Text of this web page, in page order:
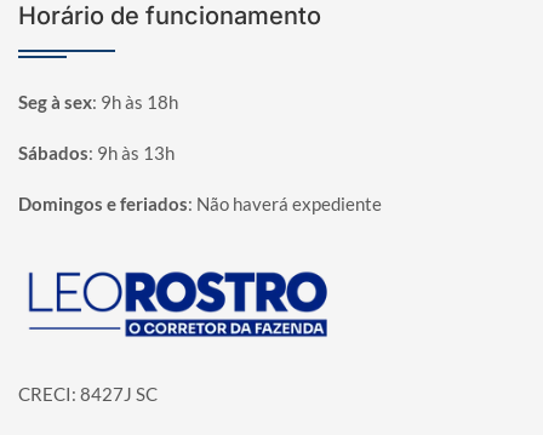
Horário de funcionamento
Seg à sex: 9h às 18h
Sábados: 9h às 13h
Domingos e feriados: Não haverá expediente
Página inicial
CRECI: 8427J SC